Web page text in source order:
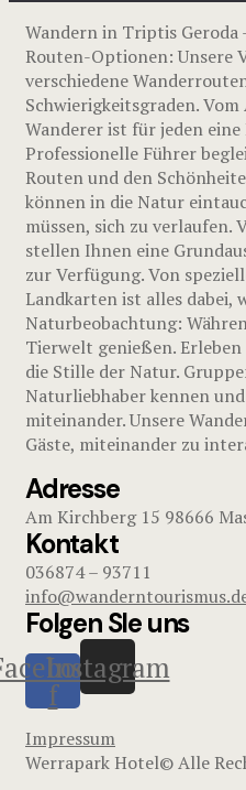
Wandern in Triptis Geroda
Routen-Optionen: Unsere
verschiedene
Schwierigkeitsgraden.
Wanderer ist für jeden
Professionelle Führer
Routen und den
können in die Natur
müssen, sich zu
stellen Ihnen eine
zur Verfügung. Von
Landkarten ist alles dabei,
Naturbeobachtung:
Tierwelt genießen. Erleben
die Stille der Natur.
Naturliebhaber kennen
miteinander. Unsere
Gäste, miteinander zu
Adresse
Am Kirchberg 15 98666
Kontakt
036874 – 93711
Folgen SIe uns
f
Instagram
Impressum
Werrapark Hotel© Alle